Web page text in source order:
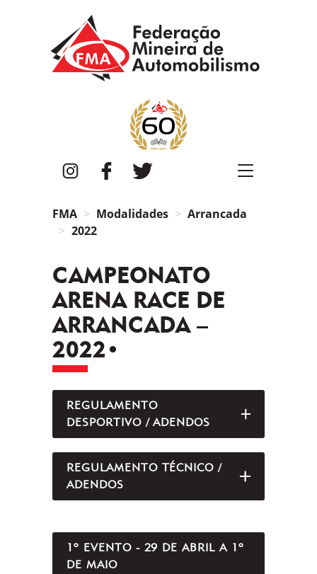
InstagramFacebook
FMA Modalidades
Arrancada
2022
CAMPEONATO
ARENA RACE DE
ARRANCADA –
2022•
REGULAMENTO
DESPORTIVO / ADENDOS
REGULAMENTO TÉCNICO /
ADENDOS
1º EVENTO - 29 DE ABRIL A 1º
DE MAIO